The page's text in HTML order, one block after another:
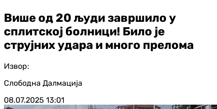
Више од 20 људи завршило у
сплитској болници! Било је
струјних удара и много прелома
Извор:
Слободна Далмација
08.07.2025 13:01